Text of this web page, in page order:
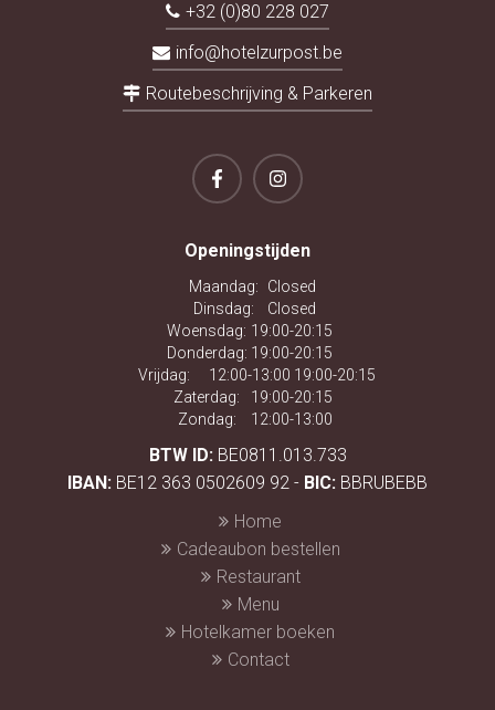
+32 (0)80 228 027
info@hotelzurpost.be
Routebeschrijving & Parkeren
Openingstijden
Maandag:
Closed
Dinsdag:
Closed
Woensdag: 19:00-20:15
Donderdag: 19:00-20:15
Vrijdag:
12:00-13:00 19:00-20:15
Zaterdag:
19:00-20:15
Zondag:
12:00-13:00
BTW ID: BE0811.013.733
IBAN: BE12 363 0502609 92 - BIC: BBRUBEBB
Home
Cadeaubon bestellen
Restaurant
Menu
Hotelkamer boeken
Contact